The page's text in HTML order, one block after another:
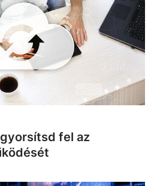
fel az